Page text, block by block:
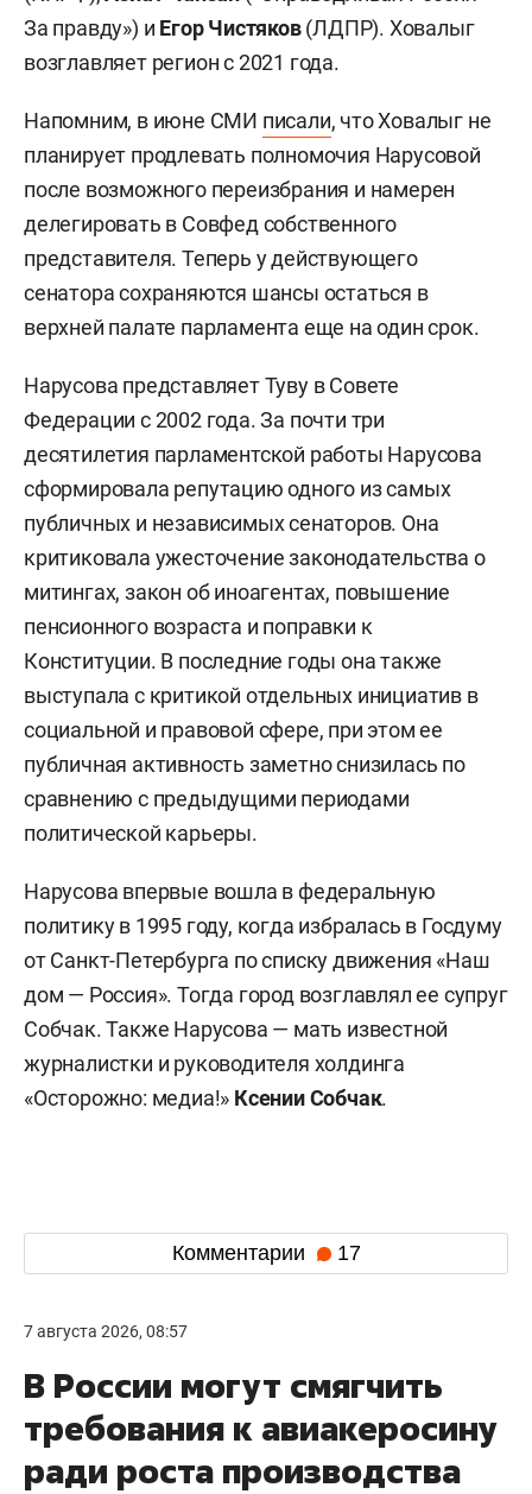
За правду») и Егор Чистяков(ЛДПР). Ховалыг
возглавляет регион с 2021 года.
Напомним, в июне СМИ писали, что Ховалыг не
планирует продлевать полномочия Нарусовой
после возможного переизбрания и намерен
делегировать в Совфед собственного
представителя. Теперь у действующего
сенатора сохраняются шансы остаться в
верхней палате парламента еще на один срок.
Нарусова представляет Туву в Совете
Федерации с 2002 года. За почти три
десятилетия парламентской работы Нарусова
сформировала репутацию одного из самых
публичных и независимых сенаторов. Она
критиковала ужесточение законодательства о
митингах, закон об иноагентах, повышение
пенсионного возраста и поправки к
Конституции. В последние годы она также
выступала с критикой отдельных инициатив в
социальной и правовой сфере, при этом ее
публичная активность заметно снизилась по
сравнению с предыдущими периодами
политической карьеры.
Нарусова впервые вошла в федеральную
политику в 1995 году, когда избралась в Госдуму
от Санкт-Петербурга по списку движения «Наш
дом — Россия». Тогда город возглавлял ее супруг
Собчак. Также Нарусова — мать известной
журналистки и руководителя холдинга
«Осторожно: медиа!» Ксении Собчак.
Комментарии 17
7 августа 2026, 08:57
В России могут смягчить
требования к авиакеросину
ради роста производства